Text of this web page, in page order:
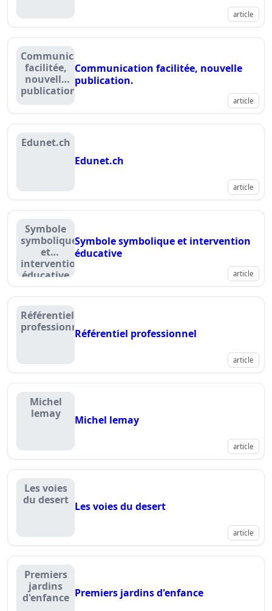
article
Communication
facilitée,
nouvelle
publication.
Communication facilitée, nouvelle
publication.
article
Edunet.ch
Edunet.ch
article
Symbole
symbolique
et
intervention
éducative
Symbole symbolique et intervention
éducative
article
Référentiel
professionnelRéférentiel professionnel
article
Michel
lemay
Michel lemay
article
Les voies
du desert Les voies du desert
article
Premiers
jardins
d'enfance Premiers jardins d'enfance